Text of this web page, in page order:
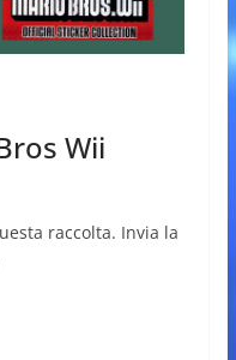
Wii
raccolta. Invia la